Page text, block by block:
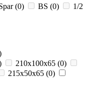
(0) BS (0)
1/2
210x100x65 (0)
215x50x65 (0)